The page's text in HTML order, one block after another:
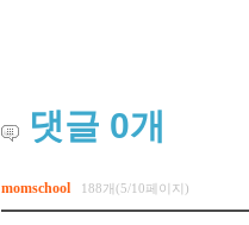
댓글 0개
momschool 188개(5/10페이지)